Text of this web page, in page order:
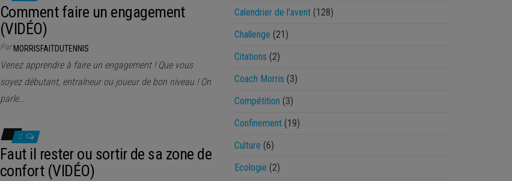
Comment faire un engagement
(VIDÉO)
ParMORRISFAITDUTENNIS
Venez apprendre à faire un engagement ! Que vous
soyez débutant, entraîneur ou joueur de bon niveau ! On
parle…
2
Faut il rester ou sortir de sa zone de
confort (VIDÉO)
Calendrier de l'avent (128)
Challenge (21)
Citations (2)
Coach Morris (3)
Compétition (3)
Confinement (19)
Culture (6)
Ecologie (2)